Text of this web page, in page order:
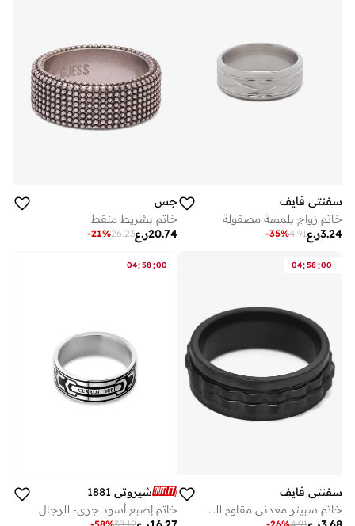
سفنتي فايف
خاتم زواج بلمسة مصقولة
ر.ع3.24
4.91
-35%
جس
خاتم بشريط منقط
ر.ع20.74
26.23
-21%
04:58:00
سفنتي فايف
خاتم سبينر معدني مقاوم للصدأ
04:58:00
شيروتي 1881
خاتم إصبع أسود جريء للرجال